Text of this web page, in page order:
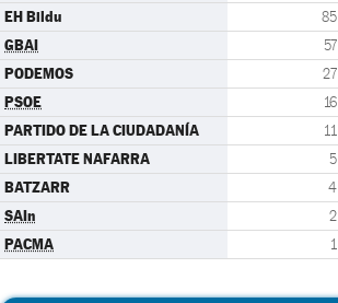
EH Bildu 85
GBAI 57
PODEMOS 27
PSOE 16
PARTIDO DE LA CIUDADANÍA 11
LIBERTATE NAFARRA 5
BATZARR 4
SAIn 2
PACMA 1